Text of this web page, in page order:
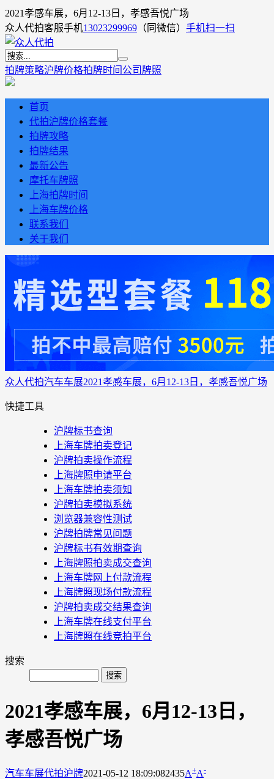
2021孝感车展，6月12-13日，孝感吾悦广场
众人代拍客服手机13023299969 （同微信） 手机扫一扫
拍牌策略沪牌价格拍牌时间 公司牌照
首页
代拍沪牌价格套餐
拍牌攻略
拍牌结果
最新公告
摩托车牌照
上海拍牌时间
上海车牌价格
联系我们
关于我们
众人代拍汽车车展2021孝感车展，6月12-13日，孝感吾悦广场
快捷工具
沪牌标书查询
上海车牌拍卖登记
沪牌拍卖操作流程
上海牌照申请平台
上海车牌拍卖须知
沪牌拍卖模拟系统
浏览器兼容性测试
沪牌拍牌常见问题
沪牌标书有效期查询
上海牌照拍卖成交查询
上海车牌网上付款流程
上海牌照现场付款流程
沪牌拍卖成交结果查询
上海车牌在线支付平台
上海牌照在线竞拍平台
搜索
2021孝感车展，6月12-13日，
孝感吾悦广场
汽车车展代拍沪牌2021-05-12 18:09:082435A+A-